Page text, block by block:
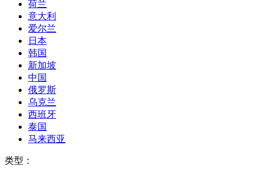
荷兰
意大利
爱尔兰
日本
韩国
新加坡
中国
俄罗斯
乌克兰
西班牙
泰国
马来西亚
类型：